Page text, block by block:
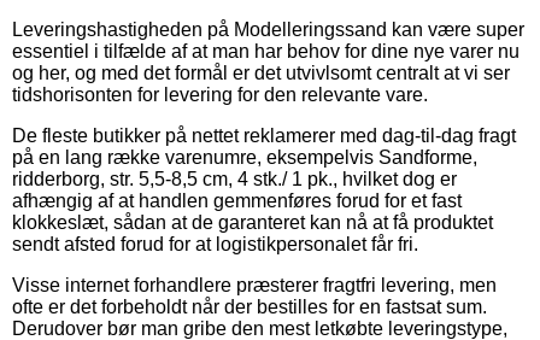
Leveringshastigheden på Modelleringssand kan være super
essentiel i tilfælde af at man har behov for dine nye varer nu
og her, og med det formål er det utvivlsomt centralt at vi ser
tidshorisonten for levering for den relevante vare.
De fleste butikker på nettet reklamerer med dag-til-dag fragt
på en lang række varenumre, eksempelvis Sandforme,
ridderborg, str. 5,5-8,5 cm, 4 stk./ 1 pk., hvilket dog er
afhængig af at handlen gemmenføres forud for et fast
klokkeslæt, sådan at de garanteret kan nå at få produktet
sendt afsted forud for at logistikpersonalet får fri.
Visse internet forhandlere præsterer fragtfri levering, men
ofte er det forbeholdt når der bestilles for en fastsat sum.
Derudover bør man gribe den mest letkøbte leveringstype,